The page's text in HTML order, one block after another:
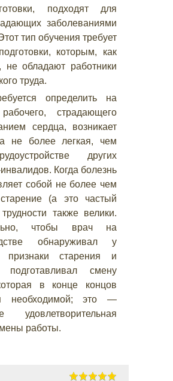
подходят для
заболеваниями
тип обучения требует
которым, как
не обладают работники
труда.
определить на
страдающего
сердца, возникает
не более легкая, чем
других
Когда болезнь
собой не более чем
(а это частый
также велики.
чтобы врач на
обнаруживал у
признаки старения и
подготавливал смену
в конце концов
необходимой; это —
удовлетворительная
работы.